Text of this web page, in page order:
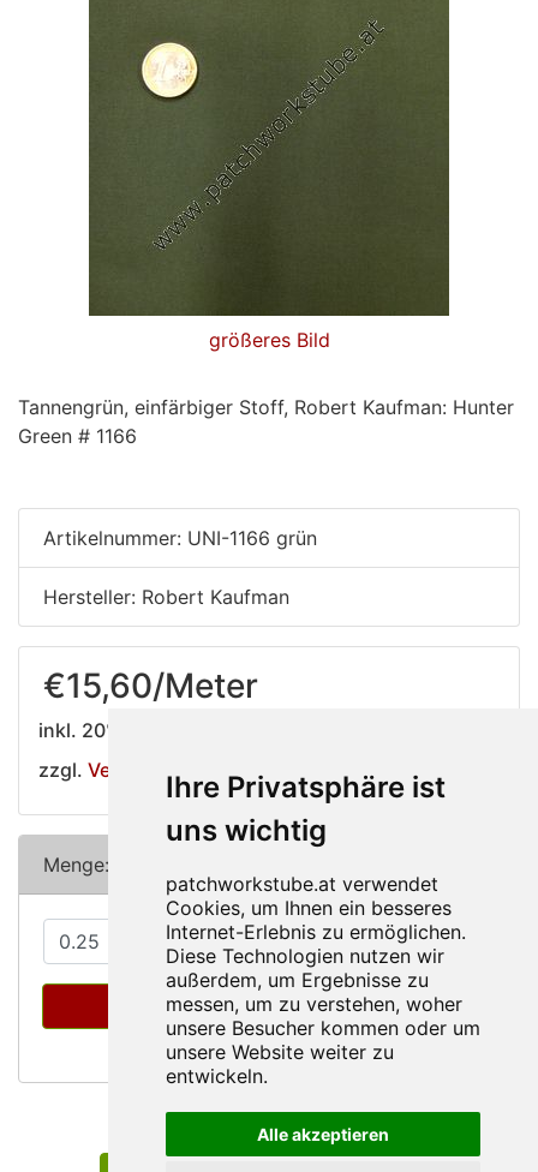
Ihre Privatsphäre ist
uns wichtig
Alle akzeptieren
größeres Bild
Tannengrün, einfärbiger Stoff, Robert Kaufman: Hunter
Green # 1166
Artikelnummer: UNI-1166 grün
Hersteller: Robert Kaufman
€15,60/Meter
inkl. 20% MwSt.
zzgl. Versandkosten
Menge:
Meter
In den Warenkorb
Min: 0.25
Artikel 5/5